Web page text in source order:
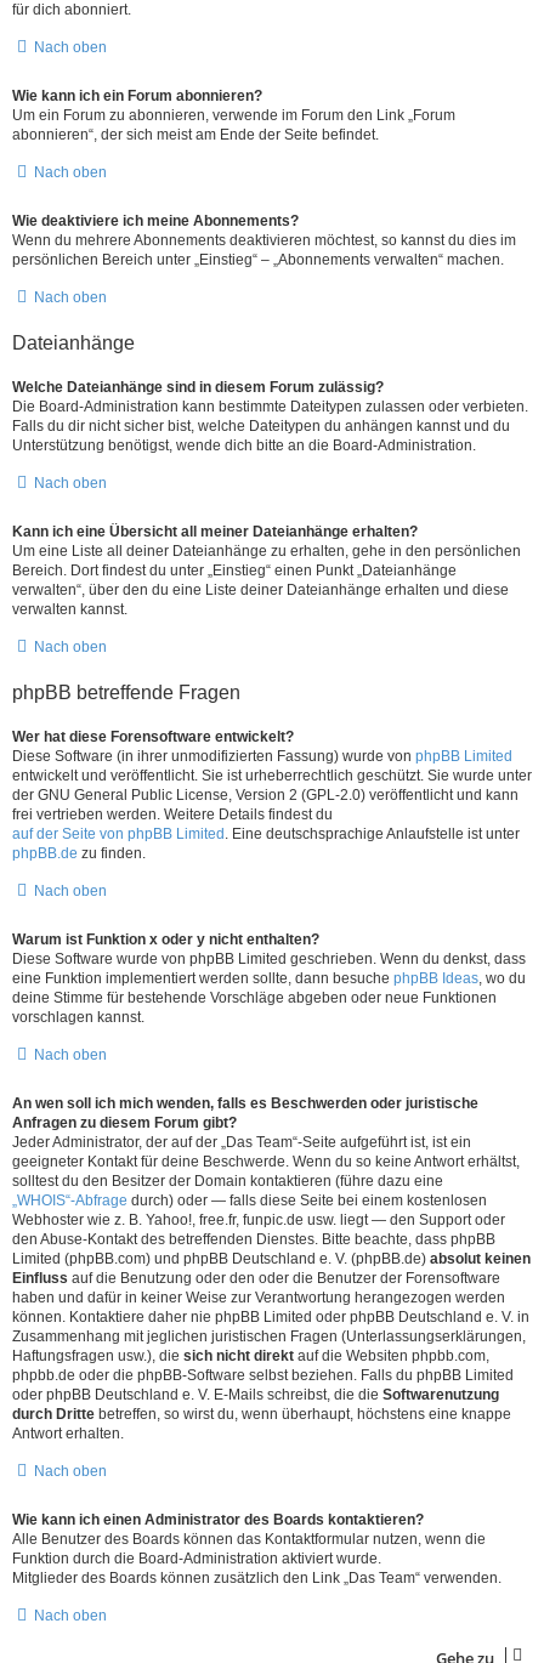
für dich abonniert.
Nach oben
Wie kann ich ein Forum abonnieren?
Um ein Forum zu abonnieren, verwende im Forum den Link „Forum
abonnieren“, der sich meist am Ende der Seite befindet.
Nach oben
Wie deaktiviere ich meine Abonnements?
Wenn du mehrere Abonnements deaktivieren möchtest, so kannst du dies im
persönlichen Bereich unter „Einstieg“ – „Abonnements verwalten“ machen.
Nach oben
Dateianhänge
Welche Dateianhänge sind in diesem Forum zulässig?
Die Board-Administration kann bestimmte Dateitypen zulassen oder verbieten.
Falls du dir nicht sicher bist, welche Dateitypen du anhängen kannst und du
Unterstützung benötigst, wende dich bitte an die Board-Administration.
Nach oben
Kann ich eine Übersicht all meiner Dateianhänge erhalten?
Um eine Liste all deiner Dateianhänge zu erhalten, gehe in den persönlichen
Bereich. Dort findest du unter „Einstieg“ einen Punkt „Dateianhänge
verwalten“, über den du eine Liste deiner Dateianhänge erhalten und diese
verwalten kannst.
Nach oben
phpBB betreffende Fragen
Wer hat diese Forensoftware entwickelt?
Diese Software (in ihrer unmodifizierten Fassung) wurde von phpBB Limited
entwickelt und veröffentlicht. Sie ist urheberrechtlich geschützt. Sie wurde unter
der GNU General Public License, Version 2 (GPL-2.0) veröffentlicht und kann
frei vertrieben werden. Weitere Details findest du
auf der Seite von phpBB Limited . Eine deutschsprachige Anlaufstelle ist unter
phpBB.de zu finden.
Nach oben
Warum ist Funktion x oder y nicht enthalten?
Diese Software wurde von phpBB Limited geschrieben. Wenn du denkst, dass
eine Funktion implementiert werden sollte, dann besuche phpBB Ideas, wo du
deine Stimme für bestehende Vorschläge abgeben oder neue Funktionen
vorschlagen kannst.
Nach oben
An wen soll ich mich wenden, falls es Beschwerden oder juristische
Anfragen zu diesem Forum gibt?
Jeder Administrator, der auf der „Das Team“-Seite aufgeführt ist, ist ein
geeigneter Kontakt für deine Beschwerde. Wenn du so keine Antwort erhältst,
solltest du den Besitzer der Domain kontaktieren (führe dazu eine
„WHOIS“-Abfrage durch) oder — falls diese Seite bei einem kostenlosen
Webhoster wie z. B. Yahoo!, free.fr, funpic.de usw. liegt — den Support oder
den Abuse-Kontakt des betreffenden Dienstes. Bitte beachte, dass phpBB
Limited (phpBB.com) und phpBB Deutschland e. V. (phpBB.de) absolut keinen
Einfluss auf die Benutzung oder den oder die Benutzer der Forensoftware
haben und dafür in keiner Weise zur Verantwortung herangezogen werden
können. Kontaktiere daher nie phpBB Limited oder phpBB Deutschland e. V. in
Zusammenhang mit jeglichen juristischen Fragen (Unterlassungserklärungen,
Haftungsfragen usw.), die sich nicht direkt auf die Websiten phpbb.com,
phpbb.de oder die phpBB-Software selbst beziehen. Falls du phpBB Limited
oder phpBB Deutschland e. V. E-Mails schreibst, die die Softwarenutzung
durch Dritte betreffen, so wirst du, wenn überhaupt, höchstens eine knappe
Antwort erhalten.
Nach oben
Wie kann ich einen Administrator des Boards kontaktieren?
Alle Benutzer des Boards können das Kontaktformular nutzen, wenn die
Funktion durch die Board-Administration aktiviert wurde.
Mitglieder des Boards können zusätzlich den Link „Das Team“ verwenden.
Nach oben
Gehe zu